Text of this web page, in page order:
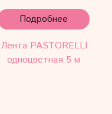
Подробнее
Лента PASTORELLI
одноцветная 5 м